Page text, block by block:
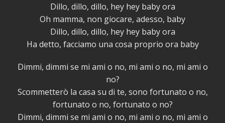
Dillo, dillo, dillo, hey hey baby ora
Oh mamma, non giocare, adesso, baby
Dillo, dillo, dillo, hey hey baby ora
Ha detto, facciamo una cosa proprio ora baby
Dimmi, dimmi se mi ami o no, mi ami o no, mi ami o
no?
Scommetterò la casa su di te, sono fortunato o no,
fortunato o no, fortunato o no?
Dimmi, dimmi se mi ami o no, mi ami o no, mi ami o